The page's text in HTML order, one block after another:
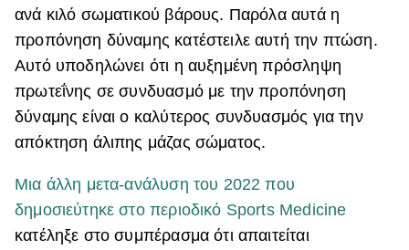
ανά κιλό σωματικού βάρους. Παρόλα αυτά η
προπόνηση δύναμης κατέστειλε αυτή την πτώση.
Αυτό υποδηλώνει ότι η αυξημένη πρόσληψη
πρωτεΐνης σε συνδυασμό με την προπόνηση
δύναμης είναι ο καλύτερος συνδυασμός για την
απόκτηση άλιπης μάζας σώματος.
Μια άλλη μετα-ανάλυση του 2022 που
δημοσιεύτηκε στο περιοδικό Sports Medicine
κατέληξε στο συμπέρασμα ότι απαιτείται